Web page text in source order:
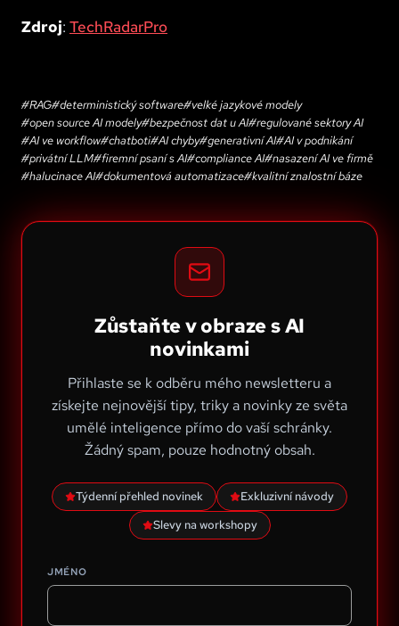
Zdroj: TechRadarPro
#RAG#deterministický software#velké jazykové modely
#open source AI modely#bezpečnost dat u AI#regulované sektory AI
#AI ve workflow#chatboti#AI chyby#generativní AI#AI v podnikání
#privátní LLM#firemní psaní s AI#compliance AI#nasazení AI ve firmě
#halucinace AI#dokumentová automatizace#kvalitní znalostní báze
Zůstaňte v obraze s AI
novinkami
Přihlaste se k odběru mého newsletteru a
získejte nejnovější tipy, triky a novinky ze světa
umělé inteligence přímo do vaší schránky.
Žádný spam, pouze hodnotný obsah.
Týdenní přehled novinek
Exkluzivní návody
Slevy na workshopy
JMÉNO